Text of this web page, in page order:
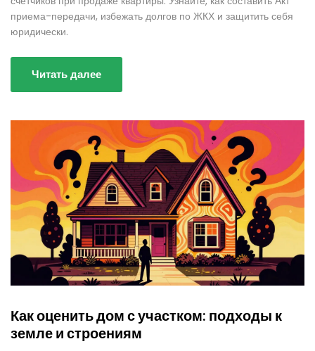
приема-передачи, избежать долгов по ЖКХ и защитить себя
юридически.
Читать далее
Как оценить дом с участком: подходы к
земле и строениям